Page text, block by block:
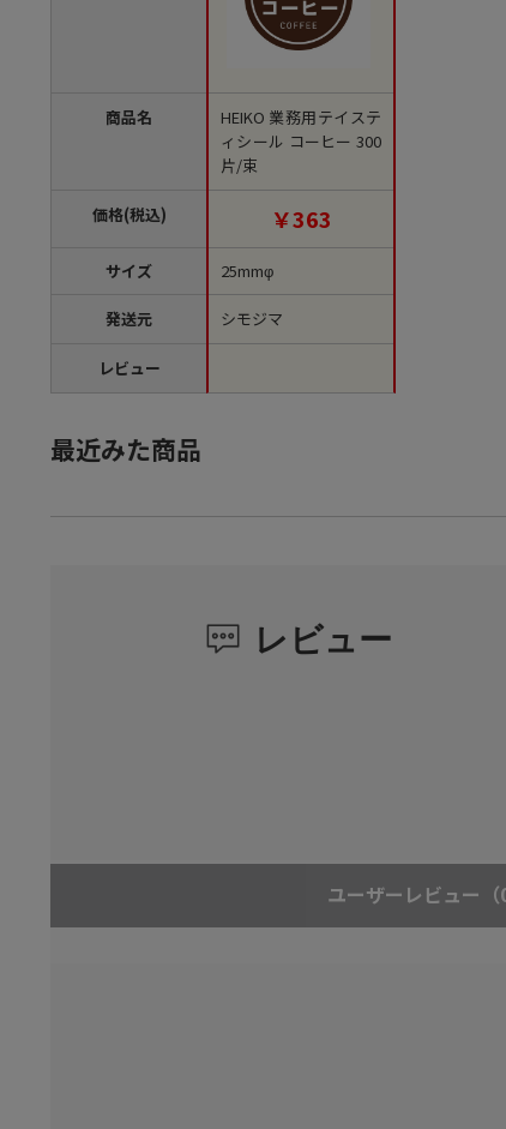
商品名
価格(税込)
サイズ
発送元
レビュー
HEIKO 業務用テイステ
ィシール コーヒー 300
片/束
￥363
25mmφ
シモジマ
最近みた商品
レビュー
ユーザーレビュー